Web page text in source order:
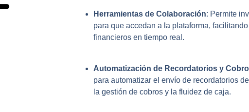
Herramientas de Colaboración: Permite
para que accedan a la plataforma,
financieros en tiempo real.
Automatización de Recordatorios y
para automatizar el envío de recordatorios
la gestión de cobros y la fluidez de caja.